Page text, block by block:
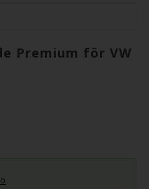
Premium för VW